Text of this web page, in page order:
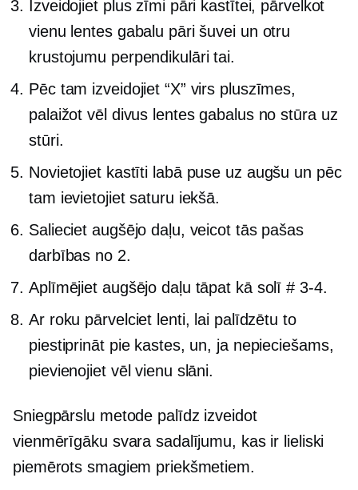
Izveidojiet plus zīmi pāri kastītei, pārvelkot
vienu lentes gabalu pāri šuvei un otru
krustojumu perpendikulāri tai.
Pēc tam izveidojiet “X” virs pluszīmes,
palaižot vēl divus lentes gabalus no stūra uz
stūri.
Novietojiet kastīti labā puse uz augšu un pēc
tam ievietojiet saturu iekšā.
Salieciet augšējo daļu, veicot tās pašas
darbības no 2.
Aplīmējiet augšējo daļu tāpat kā solī# 3-4.
Ar roku pārvelciet lenti, lai palīdzētu to
piestiprināt pie kastes, un, ja nepieciešams,
pievienojiet vēl vienu slāni.
Sniegpārslu metode palīdz izveidot
vienmērīgāku svara sadalījumu, kas ir lieliski
piemērots smagiem priekšmetiem.